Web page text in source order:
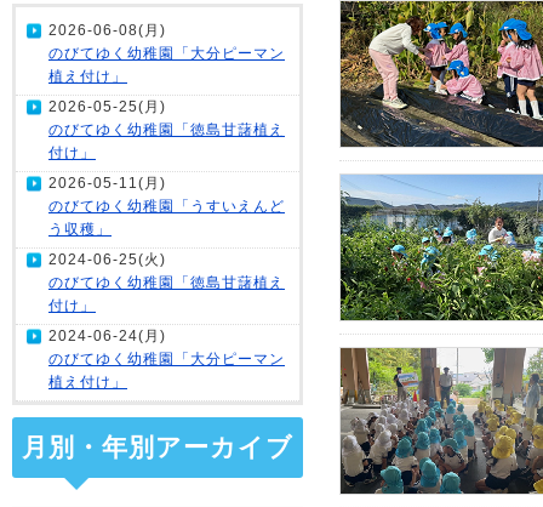
2026-06-08(月)
のびてゆく幼稚園「大分ピーマン
植え付け」
2026-05-25(月)
のびてゆく幼稚園「徳島甘藷植え
付け」
2026-05-11(月)
のびてゆく幼稚園「うすいえんど
う収穫」
2024-06-25(火)
のびてゆく幼稚園「徳島甘藷植え
付け」
2024-06-24(月)
のびてゆく幼稚園「大分ピーマン
植え付け」
月別・年別アーカイブ